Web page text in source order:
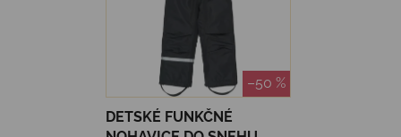
–50 %
DETSKÉ FUNKČNÉ